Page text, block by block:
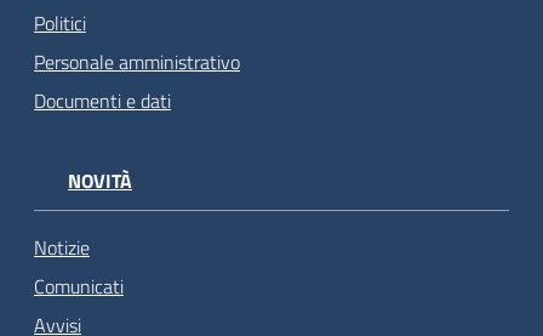
Politici
Personale amministrativo
Documenti e dati
NOVITÀ
Notizie
Comunicati
Avvisi